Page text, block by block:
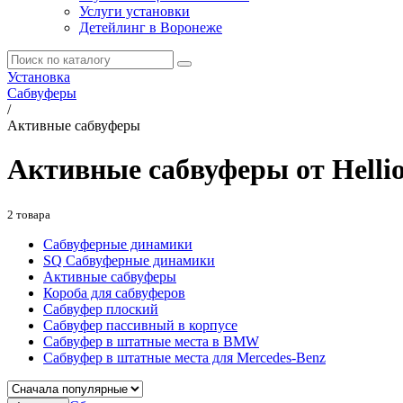
Услуги установки
Детейлинг в Воронеже
Установка
Сабвуферы
/
Активные сабвуферы
Активные сабвуферы от
2 товара
Сабвуферные динамики
SQ Сабвуферные динамики
Активные сабвуферы
Короба для сабвуферов
Cабвуфер плоский
Сабвуфер пассивный в корпусе
Сабвуфер в штатные места в BMW
Сабвуфер в штатные места для Mercedes-Benz